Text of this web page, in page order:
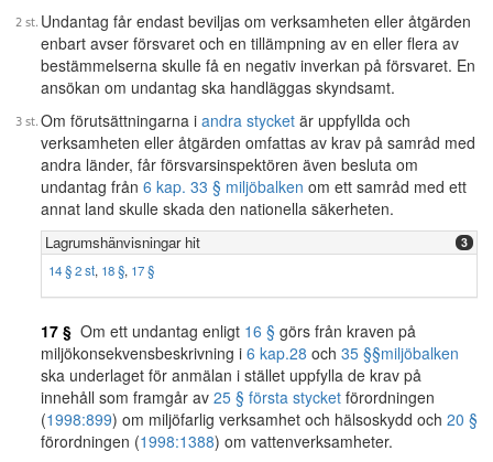
Undantag får endast beviljas om verksamheten eller åtgärden
enbart avser försvaret och en tillämpning av en eller flera av
bestämmelserna skulle få en negativ inverkan på försvaret. En
ansökan om undantag ska handläggas skyndsamt.
Om förutsättningarna i andra stycket är uppfyllda och
verksamheten eller åtgärden omfattas av krav på samråd med
andra länder, får försvarsinspektören även besluta om
undantag från 6 kap. 33 § miljöbalken om ett samråd med ett
annat land skulle skada den nationella säkerheten.
Lagrumshänvisningar hit 3
14 § 2 st, 18 §, 17 §
17 § Om ett undantag enligt 16 § görs från kraven på
miljökonsekvensbeskrivning i 6 kap.28 och 35 §§miljöbalken
ska underlaget för anmälan i stället uppfylla de krav på
innehåll som framgår av 25 § första stycket förordningen
(1998:899) om miljöfarlig verksamhet och hälsoskydd och 20 §
förordningen (1998:1388) om vattenverksamheter.